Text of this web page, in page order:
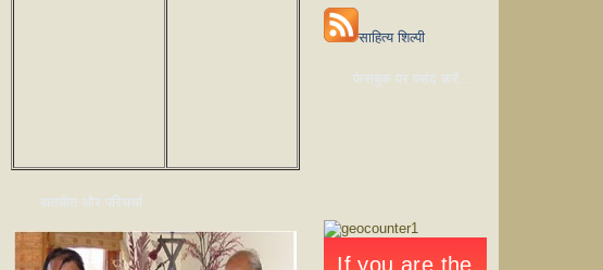
बातचीत और परिचर्चा
साहित्य शिल्पी
फेसबुक पर पसंद करें...